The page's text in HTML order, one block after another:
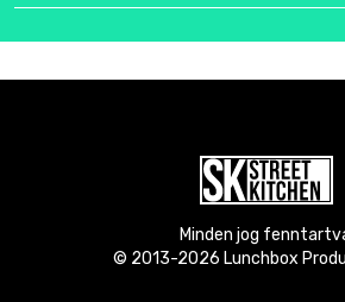
Minden jog
© 2013-2026 Lunchbox